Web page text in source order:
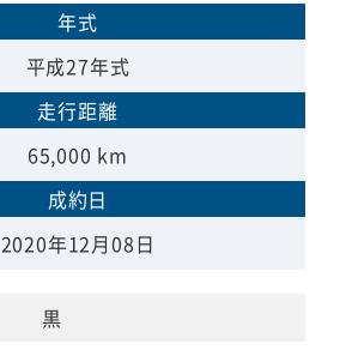
年式
平成27年式
走行距離
65,000 km
成約日
2020年12月08日
黒